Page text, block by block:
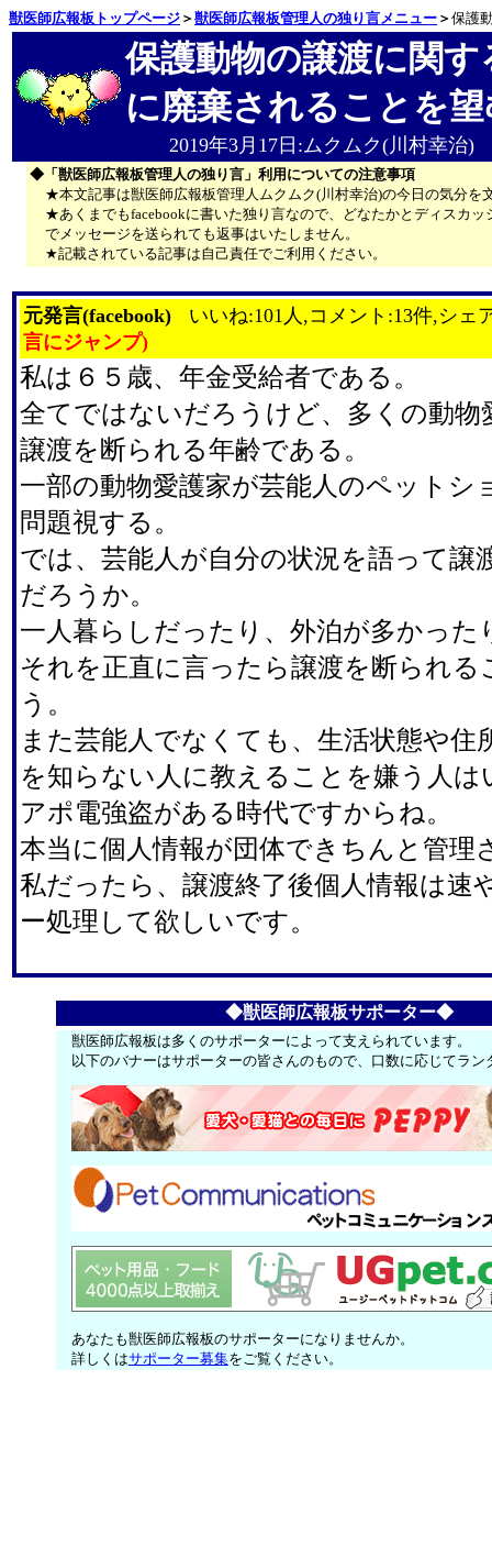
獣医師広報板トップページ ＞ 獣医師広報板管理人の独り言メニュー ＞ 保護
保護動物の譲渡に関
に廃棄されることを
2019年3月17日:ムクムク(川村幸治)
◆「獣医師広報板管理人の独り言」利用についての注意事項
★本文記事は獣医師広報板管理人ムクムク(川村幸治)の今日の気分を
★あくまでもfacebookに書いた独り言なので、どなたかとディスカ
でメッセージを送られても返事はいたしません。
★記載されている記事は自己責任でご利用ください。
元発言(facebook)
いいね:101人,コメント:13件,シェ
言にジャンプ)
私は６５歳、年金受給者である。
全てではないだろうけど、多くの動物
譲渡を断られる年齢である。
一部の動物愛護家が芸能人のペットシ
問題視する。
では、芸能人が自分の状況を語って譲
だろうか。
一人暮らしだったり、外泊が多かった
それを正直に言ったら譲渡を断られ
う。
また芸能人でなくても、生活状態や住
を知らない人に教えることを嫌う人は
アポ電強盗がある時代ですからね。
本当に個人情報が団体できちんと管理
私だったら、譲渡終了後個人情報は速
ー処理して欲しいです。
◆獣医師広報板サポーター◆
獣医師広報板は多くのサポーターによって支えられています。
以下のバナーはサポーターの皆さんのもので、口数に応じてラ
あなたも獣医師広報板のサポーターになりませんか。
詳しくはサポーター募集をご覧ください。